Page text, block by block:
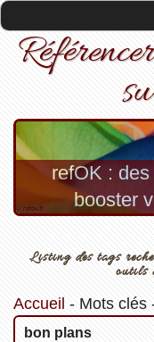
refOK :
booster
Listing des tags
outils
Accueil - Mots clés
bon plans